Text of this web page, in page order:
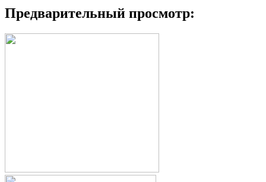
Предварительный просмотр: